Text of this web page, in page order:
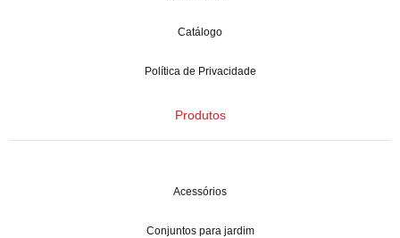
Catálogo
Política de Privacidade
Produtos
Acessórios
Conjuntos para jardim